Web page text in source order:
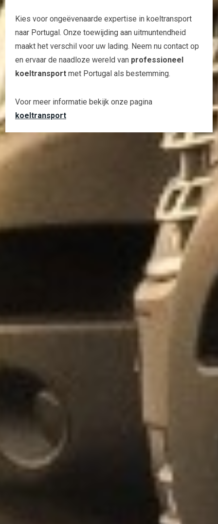
Kies voor ongeëvenaarde expertise in koeltransport
naar Portugal. Onze toewijding aan uitmuntendheid
maakt het verschil voor uw lading. Neem nu contact op
en ervaar de naadloze wereld van professioneel
koeltransport met Portugal als bestemming.
Voor meer informatie bekijk onze pagina
koeltransport